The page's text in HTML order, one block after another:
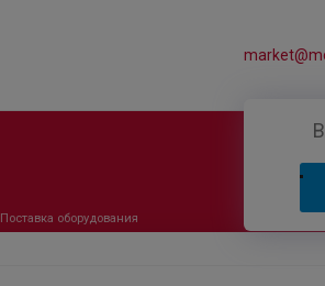
Поставка оборудования